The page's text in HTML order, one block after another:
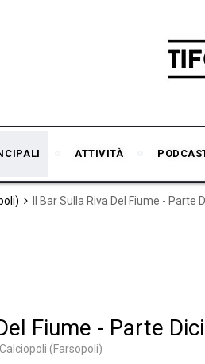
ATTIVITÀ
Il Bar Sulla Riva Del Fiume - Parte
Fiume - Parte
Calciopoli (Farsopoli)